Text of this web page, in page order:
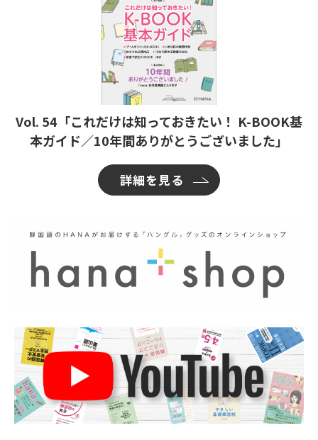
Vol. 54「これだけは知っておきたい！ K-BOOK基
本ガイド／10年間ありがとうございました」
詳細を見る